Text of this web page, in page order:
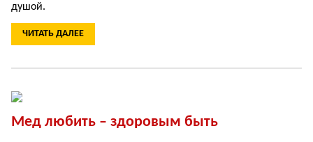
душой.
ЧИТАТЬ ДАЛЕЕ
Мед любить – здоровым быть